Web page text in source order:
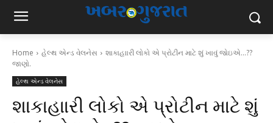
Home હેલ્થ એન્ડ વેલનેસ
શાકાહાારી લોકો એ પ્રોટીન માટે શું ખાવું જોઇએ...??
જાણો.
હેલ્થ એન્ડ વેલનેસ
શાકાહાારી લોકો એ પ્રોટીન માટે શું